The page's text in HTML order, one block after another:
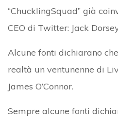
“ChucklingSquad” già
CEO di Twitter: Jack
Alcune fonti dichiarano
realtà un ventunenne di
James O’Connor.
Sempre alcune fonti